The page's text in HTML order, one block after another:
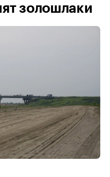
золошлаки